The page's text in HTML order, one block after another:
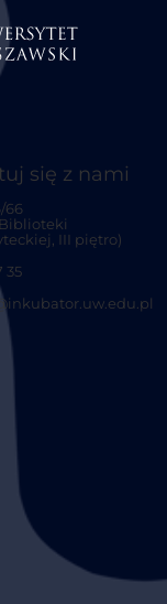
się z nami
66
Biblioteki
III piętro)
35